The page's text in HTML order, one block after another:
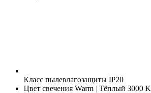
Класс пылевлагозащиты IP20
Цвет свечения Warm | Тёплый 3000 K